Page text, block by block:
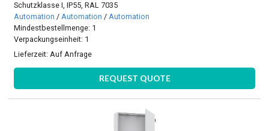
Schutzklasse I, IP55, RAL 7035
Automation /Automation /Automation
Mindestbestellmenge: 1
Verpackungseinheit: 1
Lieferzeit:Auf Anfrage
REQUEST QUOTE